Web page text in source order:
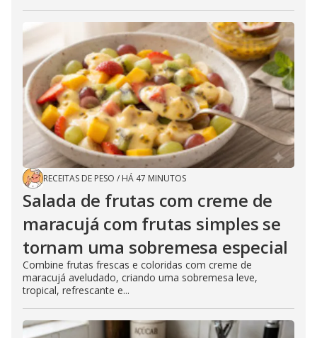
RECEITAS DE PESO / HÁ 47 MINUTOS
Salada de frutas com creme de
maracujá com frutas simples se
tornam uma sobremesa especial
Combine frutas frescas e coloridas com creme de
maracujá aveludado, criando uma sobremesa leve,
tropical, refrescante e...